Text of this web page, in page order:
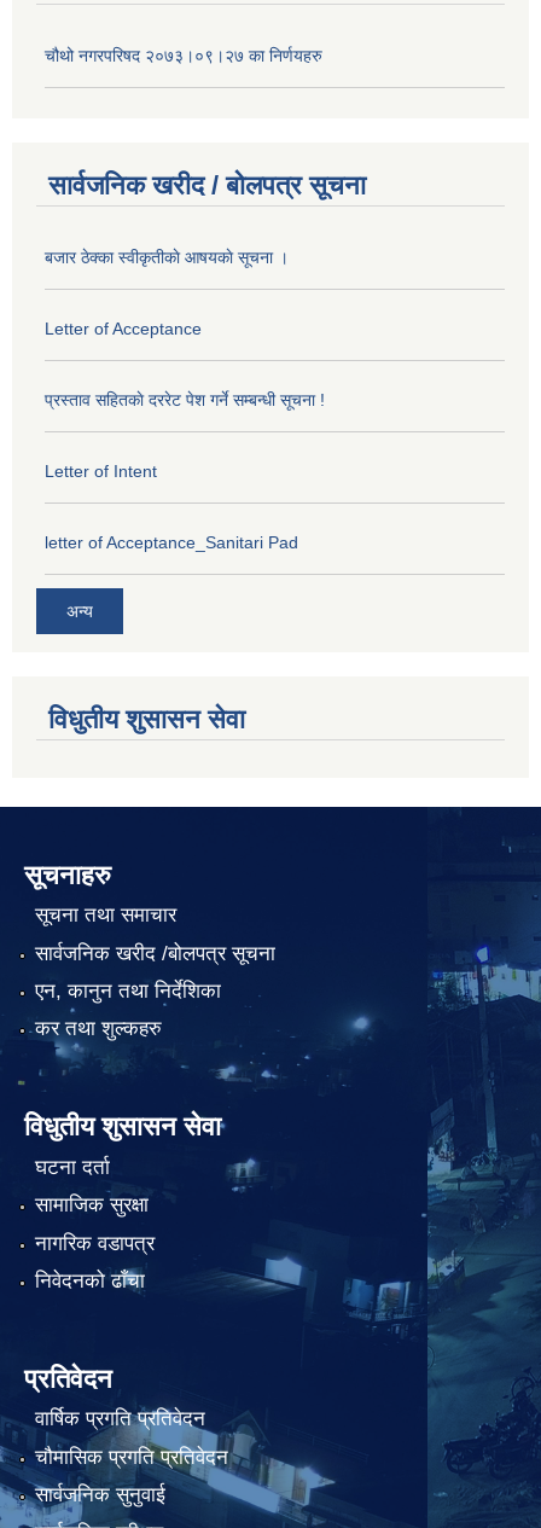
चौथो नगरपरिषद २०७३।०९।२७ का निर्णयहरु
सार्वजनिक खरीद / बोलपत्र सूचना
बजार ठेक्का स्वीकृतीकाे आषयकाे सूचना ।
Letter of Acceptance
प्रस्ताव सहितकाे दररेट पेश गर्ने सम्बन्धी सूचना !
Letter of Intent
letter of Acceptance_Sanitari Pad
अन्य
विधुतीय शुसासन सेवा
सूचनाहरु
सूचना तथा समाचार
सार्वजनिक खरीद /बोलपत्र सूचना
एन, कानुन तथा निर्देशिका
कर तथा शुल्कहरु
विधुतीय शुसासन सेवा
घटना दर्ता
सामाजिक सुरक्षा
नागरिक वडापत्र
निवेदनको ढाँचा
प्रतिवेदन
वार्षिक प्रगति प्रतिवेदन
चौमासिक प्रगति प्रतिवेदन
सार्वजनिक सुनुवाई